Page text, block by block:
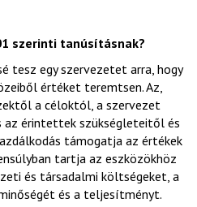
szerinti tanúsításnak?
tesz egy szervezetet arra, hogy
értéket teremtsen. Az,
a céloktól, a szervezet
érintettek szükségleteitől és
támogatja az értékek
tartja az eszközökhöz
és társadalmi költségeket, a
és a teljesítményt.